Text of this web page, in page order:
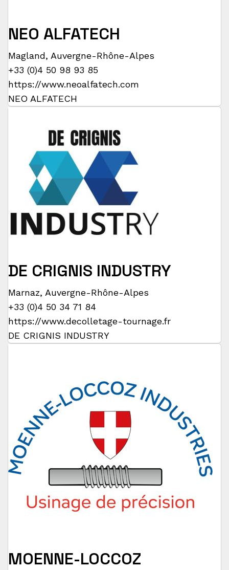
NEO ALFATECH
Magland, Auvergne-Rhône-Alpes
+33 (0)4 50 98 93 85
https://www.neoalfatech.com
NEO ALFATECH
DE CRIGNIS INDUSTRY
Marnaz, Auvergne-Rhône-Alpes
+33 (0)4 50 34 71 84
https://www.decolletage-tournage.fr
DE CRIGNIS INDUSTRY
MOENNE-LOCCOZ